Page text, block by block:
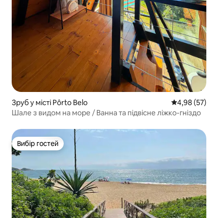
Зруб у місті Pôrto Belo Середня
4,98 (57)
Шале з видом на море / Ванна та підвісне ліжко-гніздо
Вибір гостей
Вибір гостей